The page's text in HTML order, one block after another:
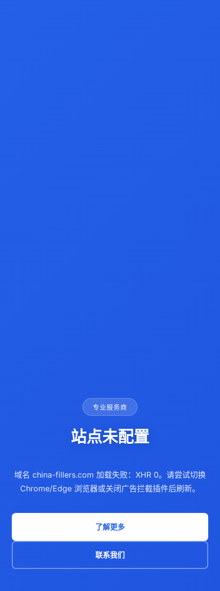
专业服务商
站点未配置
域名 china-fillers.com 加载失败：XHR 0。请尝试切换
Chrome/Edge 浏览器或关闭广告拦截插件后刷新。
了解更多
联系我们